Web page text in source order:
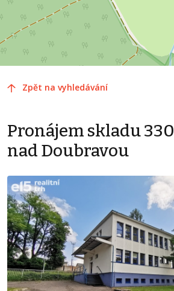
Zpět na vyhledávání
Pronájem skladu
nad Doubravou